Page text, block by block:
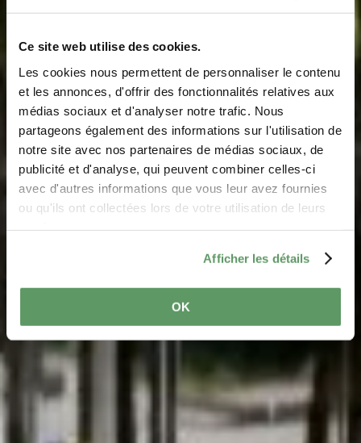
Ce site web utilise des cookies.
Les cookies nous permettent de personnaliser le contenu
et les annonces, d'offrir des fonctionnalités relatives aux
médias sociaux et d'analyser notre trafic. Nous
partageons également des informations sur l'utilisation de
notre site avec nos partenaires de médias sociaux, de
publicité et d'analyse, qui peuvent combiner celles-ci
avec d'autres informations que vous leur avez fournies
ou qu'ils ont collectées lors de votre utilisation de leurs
Afficher les détails
OK
RONDLEIDINGEN
Bustochten